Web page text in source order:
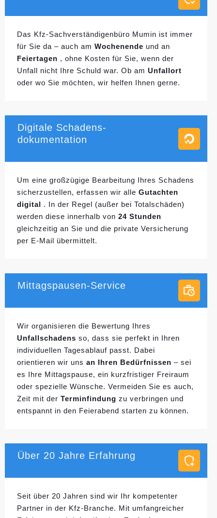
Das Kfz-Sachverständigenbüro Mumin ist immer
für Sie da – auch am Wochenende und an
Feiertagen , ohne Kosten für Sie, wenn der
Unfall nicht Ihre Schuld war. Ob am Unfallort
oder wo Sie möchten, wir helfen Ihnen gerne.
Digitale Schadens-
dokumentation
Um eine großzügige Bearbeitung Ihres Schadens
sicherzustellen, erfassen wir alle Gutachten
digital . In der Regel (außer bei Totalschäden)
werden diese innerhalb von 24 Stunden
gleichzeitig an Sie und die private Versicherung
per E-Mail übermittelt.
Mittagspausen-Service
Wir organisieren die Bewertung Ihres
Unfallschadens so, dass sie perfekt in Ihren
individuellen Tagesablauf passt. Dabei
orientieren wir uns an Ihren Bedürfnissen – sei
es Ihre Mittagspause, ein kurzfristiger Freiraum
oder spezielle Wünsche. Vermeiden Sie es auch,
Zeit mit der Terminfindung zu verbringen und
entspannt in den Feierabend starten zu können.
Über 20 Jahre Erfahrung
Seit über 20 Jahren sind wir Ihr kompetenter
Partner in der Kfz-Branche. Mit umfangreicher